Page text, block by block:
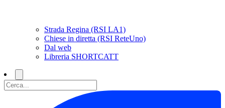
Strada Regina (RSI LA1)
Chiese in diretta (RSI ReteUno)
Dal web
Libreria SHORTCATT